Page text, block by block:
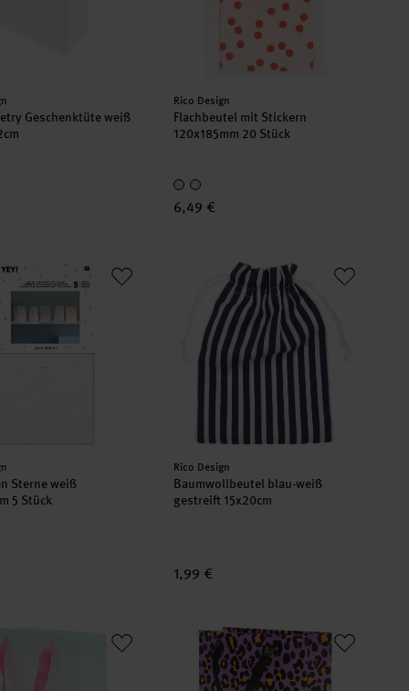
Geschenktüte weiß
Hersteller:
Rico Design
Flachbeutel mit Stickern
120x185mm 20 Stück
6,49 €
Sterne weiß 19x11x7cm 5 Stück
Sterne weiß
5 Stück
Baumwollbeutel blau-weiß gestreift
Hersteller:
Rico Design
Baumwollbeutel blau-weiß
gestreift 15x20cm
1,99 €
Geschenktüte mint 26x32x12cmPaper Poetry Geschenktüte Acid